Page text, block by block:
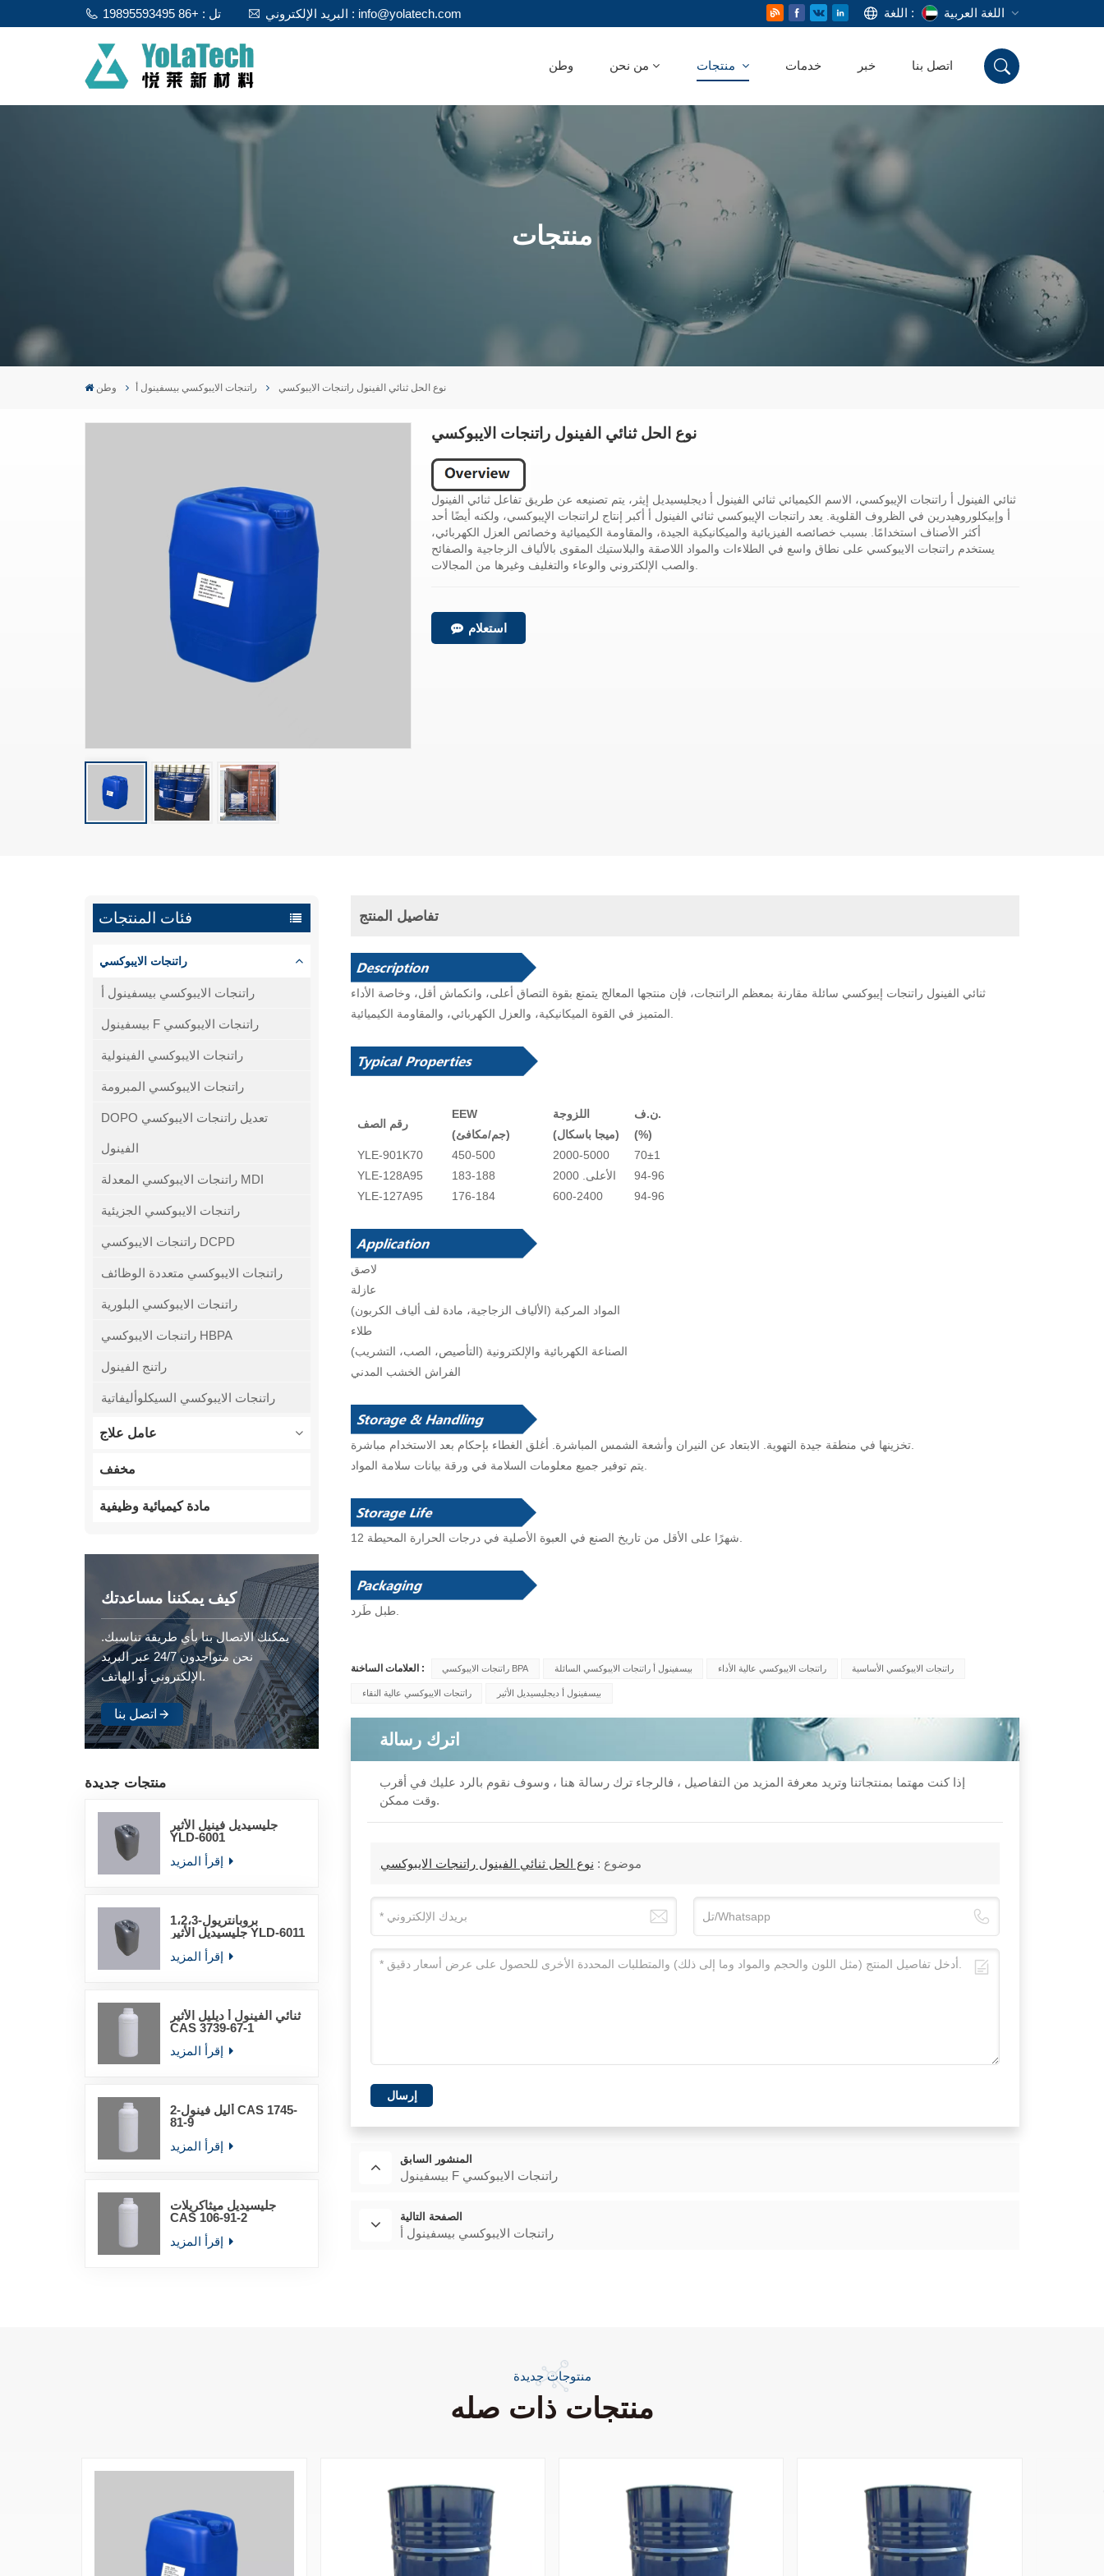
تل : +86 19895593495 البريد الإلكتروني : info@yolatech.com اللغة : اللغة العربية
وطن من نحن خدمات خبر اتصل بنا
منتجات
وطن راتنجات الايبوكسي بيسفينول أ نوع الحل ثنائي الفينول راتنجات الايبوكسي
نوع الحل ثنائي الفينول راتنجات الايبوكسي
ثنائي الفينول أ راتنجات الإيبوكسي، الاسم الكيميائي ثنائي الفينول أ ديجليسيديل إيثر، يتم تصنيعه عن طريق تفاعل ثنائي الفينول
أ وإبيكلوروهيدرين في الظروف القلوية. يعد راتنجات الإيبوكسي ثنائي الفينول أ أكبر إنتاج لراتنجات الإيبوكسي، ولكنه أيضًا أحد
أكثر الأصناف استخدامًا. بسبب خصائصه الفيزيائية والميكانيكية الجيدة، والمقاومة الكيميائية وخصائص العزل الكهربائي،
يستخدم راتنجات الايبوكسي على نطاق واسع في الطلاءات والمواد اللاصقة والبلاستيك المقوى بالألياف الزجاجية والصفائح
استعلام
فئات المنتجات
راتنجات الايبوكسي
راتنجات الايبوكسي بيسفينول أ
بيسفينول F راتنجات الايبوكسي
راتنجات الايبوكسي الفينولية
راتنجات الايبوكسي المبرومة
DOPO تعديل راتنجات الايبوكسي
الفينول
راتنجات الايبوكسي المعدلة MDI
راتنجات الايبوكسي الجزيئية
راتنجات الايبوكسي DCPD
راتنجات الايبوكسي متعددة الوظائف
راتنجات الايبوكسي البلورية
راتنجات الايبوكسي HBPA
راتنج الفينول
راتنجات الايبوكسي السيكلوأليفاتية
عامل علاج
مخفف
مادة كيميائية وظيفية
كيف يمكننا مساعدتك
يمكنك الاتصال بنا بأي طريقة تناسبك.
نحن متواجدون 24/7 عبر البريد
الإلكتروني أو الهاتف.
اتصل بنا
منتجات جديدة
جليسيديل فينيل الأثير
YLD-6001
1،2،3-بروبانتريول
جليسيديل الأثير YLD-6011
ثنائي الفينول أ ديليل الأثير
CAS 3739-67-1
2-أليل فينول CAS 1745-
81-9
جليسيديل ميثاكريلات
CAS 106-91-2
تفاصيل المنتج
ثنائي الفينول راتنجات إيبوكسي سائلة مقارنة بمعظم الراتنجات، فإن منتجها المعالج يتمتع بقوة التصاق أعلى، وانكماش أقل، وخاصة الأداء
رقم الصف
EEW
(جم/مكافئ)
اللزوجة
(ميجا باسكال)
ن.ف.
(%)
YLE-901K70
450-500 2000-5000
70±1
YLE-128A95
183-188 الأعلى. 2000
94-96
YLE-127A95
176-184 600-2400 94-96
لاصق
عازلة
المواد المركبة (الألياف الزجاجية، مادة لف ألياف الكربون)
طلاء
الصناعة الكهربائية والإلكترونية (التأصيص، الصب، التشريب)
الفراش الخشب المدني
12 شهرًا على الأقل من تاريخ الصنع في العبوة الأصلية في درجات الحرارة المحيطة.
طبلطَرد.
العلامات الساخنة : راتنجات الايبوكسي BPA بيسفينول أ راتنجات الايبوكسي السائلة راتنجات الايبوكسي عالية الأداء راتنجات الايبوكسي الأساسية
راتنجات الايبوكسي عالية النقاء بيسفينول أ ديجليسيديل الأثير
اترك رسالة
إذا كنت مهتما بمنتجاتنا وتريد معرفة المزيد من التفاصيل ، فالرجاء ترك رسالة هنا ، وسوف نقوم بالرد عليك في أقرب
وقت ممكن.
موضوع : نوع الحل ثنائي الفينول راتنجات الايبوكسي
إرسال
المنشور السابق
بيسفينول F راتنجات الايبوكسي
الصفحة التالية
راتنجات الايبوكسي بيسفينول أ
منتوجات جديدة
منتجات ذات صله